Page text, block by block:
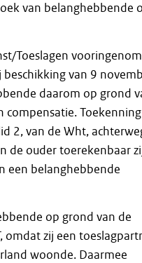
van belanghebbende
Toeslagen
van 9
daarom op grond
compensatie. Toekenning
2, van de Wht,
de ouder toerekenbaar
een belanghebbende
op grond van de
omdat zij een
woonde. Daarmee